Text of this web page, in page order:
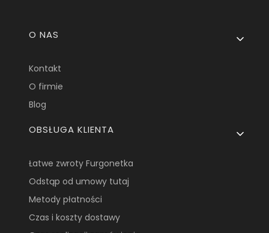
Linki w stopce
O NAS
Kontakt
O firmie
Blog
OBSŁUGA KLIENTA
Łatwe zwroty Furgonetka
Odstąp od umowy tutaj
Metody płatności
Czas i koszty dostawy